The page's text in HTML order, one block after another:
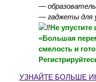
—
— гаджеты для
Не
«Большая
смелость и
УЗНАЙТЕ БОЛЬШЕ